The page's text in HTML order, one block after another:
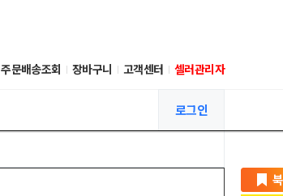
주문배송조회 장바구니 고객센터 셀러관리자
로그인